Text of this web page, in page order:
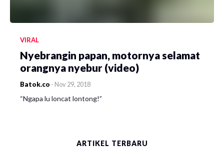
VIRAL
Nyebrangin papan, motornya selamat
orangnya nyebur (video)
Batok.co - Nov 29, 2018
“Ngapa lu loncat lontong!”
ARTIKEL TERBARU